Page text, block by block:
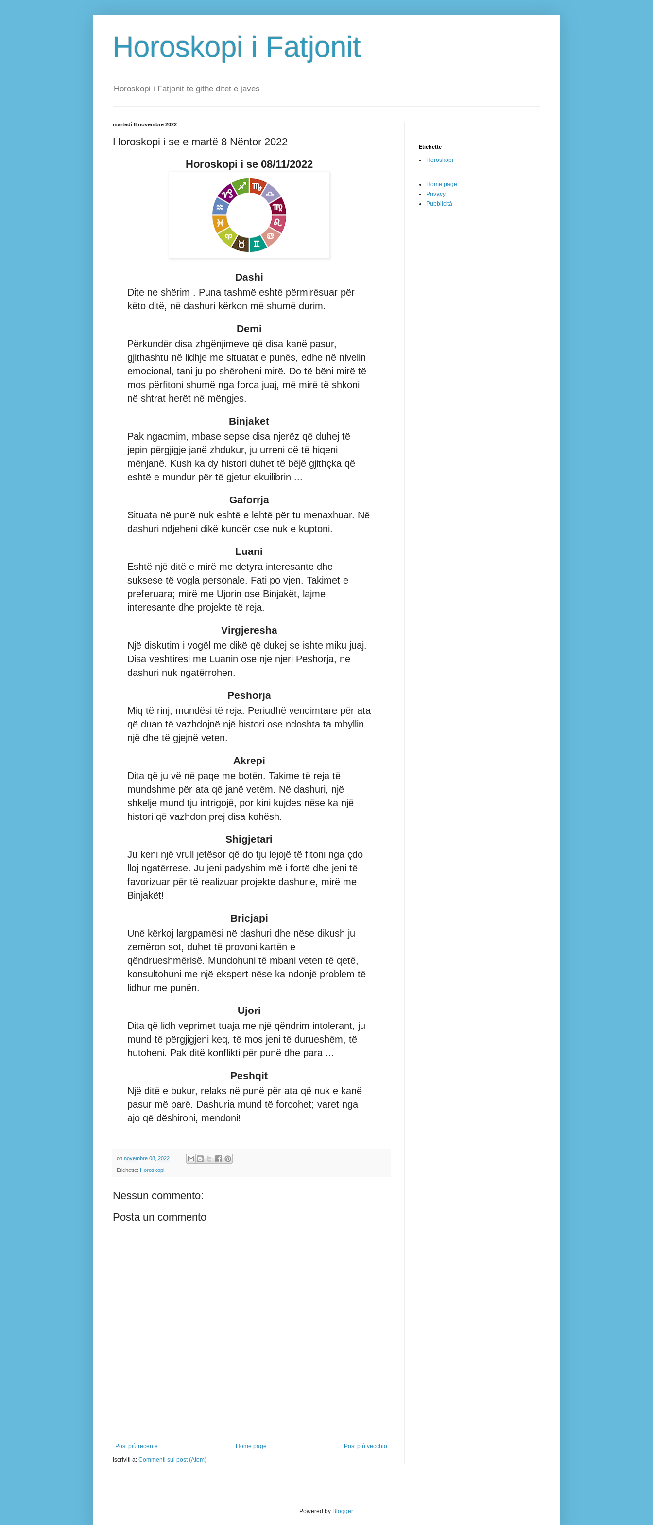
Horoskopi i Fatjonit
Horoskopi i Fatjonit te githe ditet e javes
martedì 8 novembre 2022
Horoskopi i se e martë 8 Nëntor 2022
Horoskopi i se 08/11/2022
Dashi
Dite ne shërim . Puna tashmë eshtë përmirësuar për
këto ditë, në dashuri kërkon më shumë durim.
Demi
Përkundër disa zhgënjimeve që disa kanë pasur,
gjithashtu në lidhje me situatat e punës, edhe në nivelin
emocional, tani ju po shëroheni mirë. Do të bëni mirë të
mos përfitoni shumë nga forca juaj, më mirë të shkoni
në shtrat herët në mëngjes.
Binjaket
Pak ngacmim, mbase sepse disa njerëz që duhej të
jepin përgjigje janë zhdukur, ju urreni që të hiqeni
mënjanë. Kush ka dy histori duhet të bëjë gjithçka që
eshtë e mundur për të gjetur ekuilibrin ...
Gaforrja
Situata në punë nuk eshtë e lehtë për tu menaxhuar. Në
dashuri ndjeheni dikë kundër ose nuk e kuptoni.
Luani
Eshtë një ditë e mirë me detyra interesante dhe
suksese të vogla personale. Fati po vjen. Takimet e
preferuara; mirë me Ujorin ose Binjakët, lajme
interesante dhe projekte të reja.
Virgjeresha
Një diskutim i vogël me dikë që dukej se ishte miku juaj.
Disa vështirësi me Luanin ose një njeri Peshorja, në
dashuri nuk ngatërrohen.
Peshorja
Miq të rinj, mundësi të reja. Periudhë vendimtare për ata
që duan të vazhdojnë një histori ose ndoshta ta mbyllin
një dhe të gjejnë veten.
Akrepi
Dita që ju vë në paqe me botën. Takime të reja të
mundshme për ata që janë vetëm. Në dashuri, një
shkelje mund tju intrigojë, por kini kujdes nëse ka një
histori që vazhdon prej disa kohësh.
Shigjetari
Ju keni një vrull jetësor që do tju lejojë të fitoni nga çdo
lloj ngatërrese. Ju jeni padyshim më i fortë dhe jeni të
favorizuar për të realizuar projekte dashurie, mirë me
Binjakët!
Bricjapi
Unë kërkoj largpamësi në dashuri dhe nëse dikush ju
zemëron sot, duhet të provoni kartën e
qëndrueshmërisë. Mundohuni të mbani veten të qetë,
konsultohuni me një ekspert nëse ka ndonjë problem të
lidhur me punën.
Ujori
Dita që lidh veprimet tuaja me një qëndrim intolerant, ju
mund të përgjigjeni keq, të mos jeni të durueshëm, të
hutoheni. Pak ditë konflikti për punë dhe para ...
Peshqit
Një ditë e bukur, relaks në punë për ata që nuk e kanë
pasur më parë. Dashuria mund të forcohet; varet nga
ajo që dëshironi, mendoni!
on novembre 08, 2022
Etichette: Horoskopi
Nessun commento:
Posta un commento
Post più recente Post più vecchio
Home page
Iscriviti a: Commenti sul post (Atom)
Etichette
Horoskopi
Home page
Privacy
Pubblicità
Powered by Blogger.